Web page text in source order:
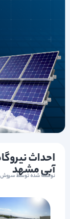
احداث
آبی مشهد
نوشته شده توسطسروش